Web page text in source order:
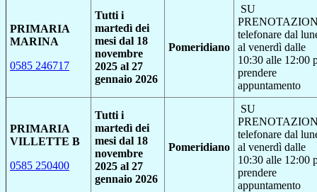
PRIMARIA
MARINA
0585 246717
Tutti i
martedì dei
mesi dal 18
novembre
2025 al 27
gennaio 2026
Pomeridiano
SU
telefonare dal
al venerdì dalle
10:30 alle 12:00
prendere
appuntamento
PRIMARIA
VILLETTE B
0585 250400
Tutti i
martedì dei
mesi dal 18
novembre
2025 al 27
gennaio 2026
Pomeridiano
SU
telefonare dal
al venerdì dalle
10:30 alle 12:00
prendere
appuntamento